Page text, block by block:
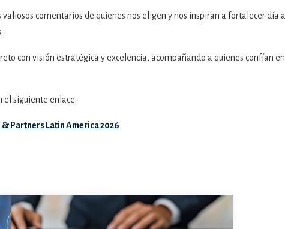
comentarios de quienes nos eligen y nos inspiran a fortalecer día a
con visión estratégica y excelencia, acompañando a quienes confían en
el siguiente enlace:
& Partners Latin America 2026